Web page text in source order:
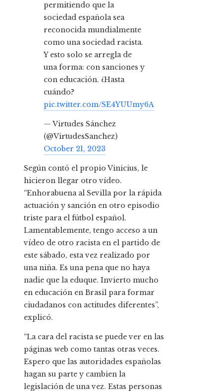
permitiendo que la
sociedad española sea
reconocida mundialmente
como una sociedad racista.
Y esto solo se arregla de
una forma: con sanciones y
con educación. ¿Hasta
cuándo?
pic.twitter.com/SE4YUUmy6A
— Virtudes Sánchez
(@VirtudesSanchez)
October 21, 2023
Según contó el propio Vinicius, le
hicieron llegar otro vídeo.
“Enhorabuena al Sevilla por la rápida
actuación y sanción en otro episodio
triste para el fútbol español.
Lamentablemente, tengo acceso a un
vídeo de otro racista en el partido de
este sábado, esta vez realizado por
una niña. Es una pena que no haya
nadie que la eduque. Invierto mucho
en educación en Brasil para formar
ciudadanos con actitudes diferentes”,
explicó.
“La cara del racista se puede ver en las
páginas web como tantas otras veces.
Espero que las autoridades españolas
hagan su parte y cambien la
legislación de una vez. Estas personas